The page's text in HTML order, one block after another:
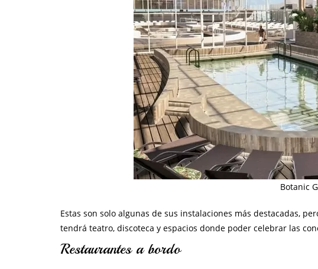
Botanic
Estas son solo algunas de sus instalaciones más destacadas,
tendrá teatro, discoteca y espacios donde poder celebrar las
Restaurantes a bordo